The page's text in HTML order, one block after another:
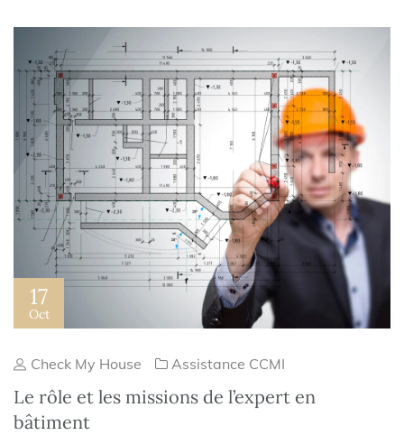
17
Oct
Check My House Assistance CCMI
Le rôle et les missions de l’expert en
bâtiment